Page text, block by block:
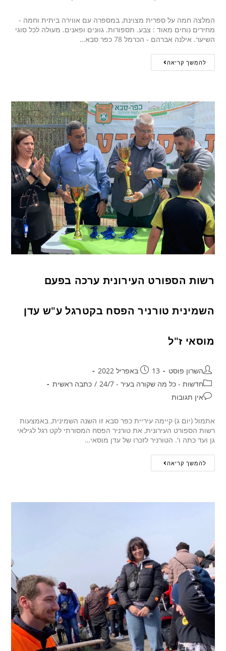
המלצה חמה על ספרית מצוינת, במספרה עם אווירה ביתית וחמה -
מחירים נוחים מאוד : צבע. תספורות. גוונים ופאנים. מעולה לכל סוגי
השיער. אילנה אברהם - הכרמל 78 כפר סבא…
להמשך קריאה
רשות הספורט העירונית ערכה בפעם
השמינית טורניר הפסח בקטרגל ע"ש עדן
מוסאי ז"ל
השרון פוסט
13 באפריל 2022
חדשות - כל מה שקורה בעיר - 24/7
/ כתבה ראשית
אין תגובות
אתמול (יום ג) קיימה עיריית כפר סבא זו השנה השמינית, באמצעות
רשות הספורט העירונית, את טורניר הפסח המסורתי לקט רגל לגילאי
גן ועד כתה ו'. הטורניר לזכרו של עדן מוסאי…
להמשך קריאה